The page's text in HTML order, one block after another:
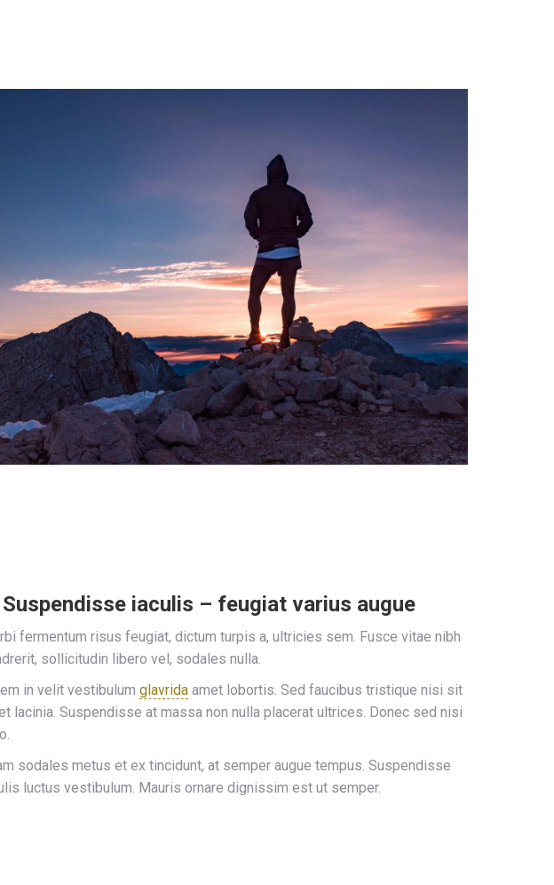
iaculis – feugiat varius augue
fermentum risus feugiat, dictum turpis a, ultricies sem. Fusce vitae nibh
sollicitudin libero vel, sodales nulla.
in velit vestibulum glavrida amet lobortis. Sed faucibus tristique nisi sit
lacinia. Suspendisse at massa non nulla placerat ultrices. Donec sed nisi
sodales metus et ex tincidunt, at semper augue tempus. Suspendisse
luctus vestibulum. Mauris ornare dignissim est ut semper.